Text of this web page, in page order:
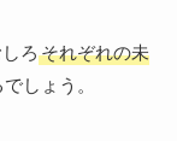
ろ それぞれの未
しょう。